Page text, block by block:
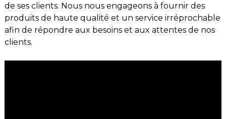
de ses clients. Nous nous engageons à fournir des
produits de haute qualité et un service irréprochable
afin de répondre aux besoins et aux attentes de nos
clients.